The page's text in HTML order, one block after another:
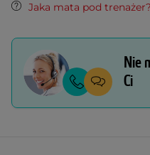
Jaka mata pod trenażer?
Nie
Ci